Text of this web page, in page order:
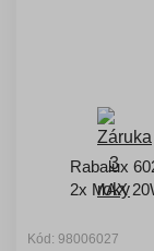
Rabalux
2x MAX
Kód: 98006027